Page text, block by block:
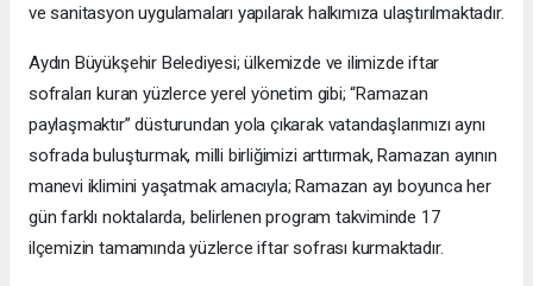
ve sanitasyon uygulamaları yapılarak halkımıza ulaştırılmaktadır.
Aydın Büyükşehir Belediyesi; ülkemizde ve ilimizde iftar
sofraları kuran yüzlerce yerel yönetim gibi; “Ramazan
paylaşmaktır” düsturundan yola çıkarak vatandaşlarımızı aynı
sofrada buluşturmak, milli birliğimizi arttırmak, Ramazan ayının
manevi iklimini yaşatmak amacıyla; Ramazan ayı boyunca her
gün farklı noktalarda, belirlenen program takviminde 17
ilçemizin tamamında yüzlerce iftar sofrası kurmaktadır.